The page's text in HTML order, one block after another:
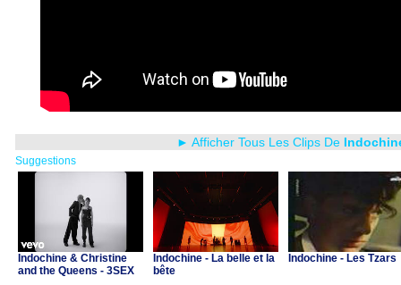
► Afficher Tous Les Clips De
Suggestions
Indochine & Christine
and the Queens - 3SEX
Indochine - La belle et la
bête
Indochine - Les Tzars